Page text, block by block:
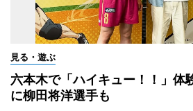
見る・遊ぶ
六本木で「ハイキュー！！」
に柳田将洋選手も